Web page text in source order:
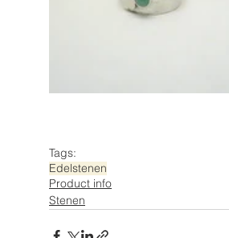
Tags:
Edelstenen
Product info
Stenen